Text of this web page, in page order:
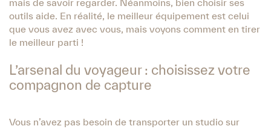
mais de savoir regarder. Néanmoins, bien choisir ses
outils aide. En réalité, le meilleur équipement est celui
que vous avez avec vous, mais voyons comment en tirer
le meilleur parti !
L’arsenal du voyageur : choisissez votre
compagnon de capture
Vous n’avez pas besoin de transporter un studio sur